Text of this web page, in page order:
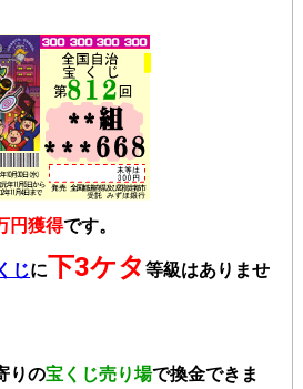
円獲得です。
じに下3ケタ等級はありませ
りの宝くじ売り場で換金できま